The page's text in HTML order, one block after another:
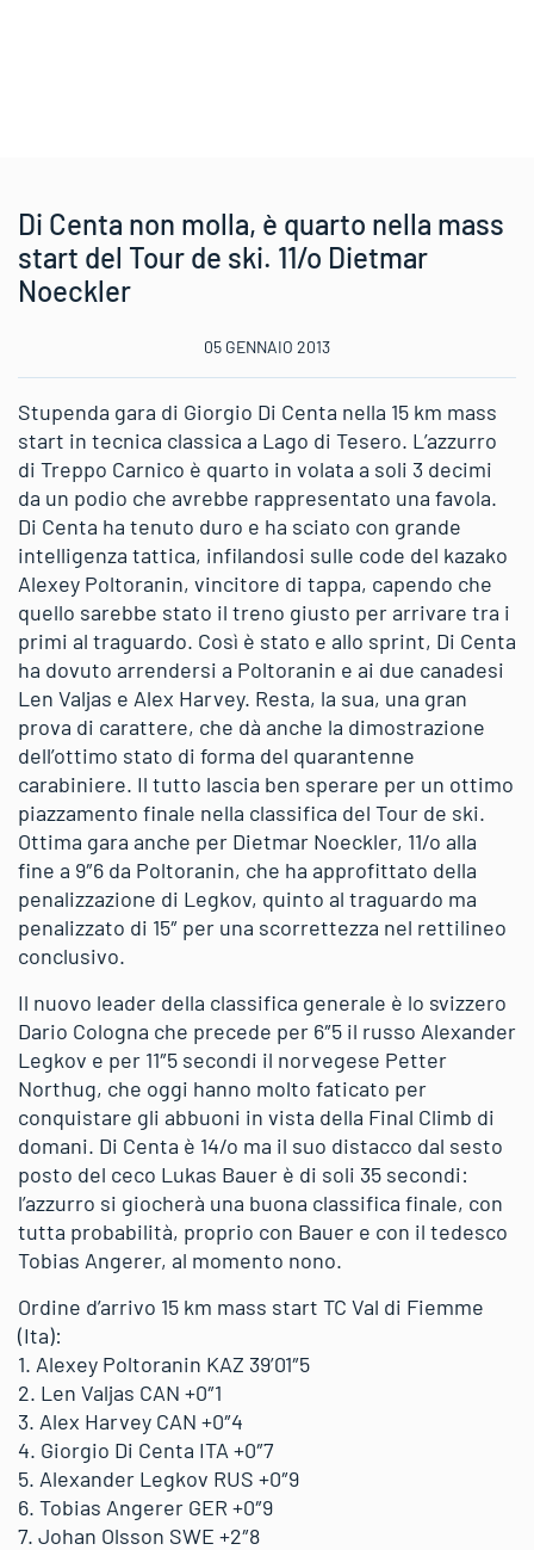
Di Centa non molla, è quarto nella mass
start del Tour de ski. 11/o Dietmar
Noeckler
05 GENNAIO 2013
Stupenda gara di Giorgio Di Centa nella 15 km mass
start in tecnica classica a Lago di Tesero. L’azzurro
di Treppo Carnico è quarto in volata a soli 3 decimi
da un podio che avrebbe rappresentato una favola.
Di Centa ha tenuto duro e ha sciato con grande
intelligenza tattica, infilandosi sulle code del kazako
Alexey Poltoranin, vincitore di tappa, capendo che
quello sarebbe stato il treno giusto per arrivare tra i
primi al traguardo. Così è stato e allo sprint, Di Centa
ha dovuto arrendersi a Poltoranin e ai due canadesi
Len Valjas e Alex Harvey. Resta, la sua, una gran
prova di carattere, che dà anche la dimostrazione
dell’ottimo stato di forma del quarantenne
carabiniere. Il tutto lascia ben sperare per un ottimo
piazzamento finale nella classifica del Tour de ski.
Ottima gara anche per Dietmar Noeckler, 11/o alla
fine a 9″6 da Poltoranin, che ha approfittato della
penalizzazione di Legkov, quinto al traguardo ma
penalizzato di 15″ per una scorrettezza nel rettilineo
conclusivo.
Il nuovo leader della classifica generale è lo svizzero
Dario Cologna che precede per 6″5 il russo Alexander
Legkov e per 11″5 secondi il norvegese Petter
Northug, che oggi hanno molto faticato per
conquistare gli abbuoni in vista della Final Climb di
domani. Di Centa è 14/o ma il suo distacco dal sesto
posto del ceco Lukas Bauer è di soli 35 secondi:
l’azzurro si giocherà una buona classifica finale, con
tutta probabilità, proprio con Bauer e con il tedesco
Tobias Angerer, al momento nono.
Ordine d’arrivo 15 km mass start TC Val di Fiemme
(Ita):
1. Alexey Poltoranin KAZ 39’01″5
2. Len Valjas CAN +0″1
3. Alex Harvey CAN +0″4
4. Giorgio Di Centa ITA +0″7
5. Alexander Legkov RUS +0″9
6. Tobias Angerer GER +0″9
7. Johan Olsson SWE +2″8